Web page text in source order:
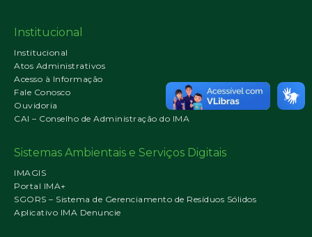
Institucional
Institucional
Atos Administrativos
Acesso à Informação
Fale Conosco
Ouvidoria
CAI – Conselho de Administração do IMA
Sistemas Ambientais e Serviços Digitais
IMAGIS
Portal IMA+
SGORS – Sistema de Gerenciamento de Resíduos Sólidos
Aplicativo IMA Denuncie